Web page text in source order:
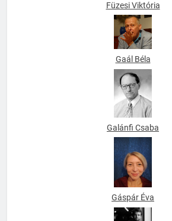
Füzesi Viktória
Gaál Béla
Galánfi Csaba
Gáspár Éva